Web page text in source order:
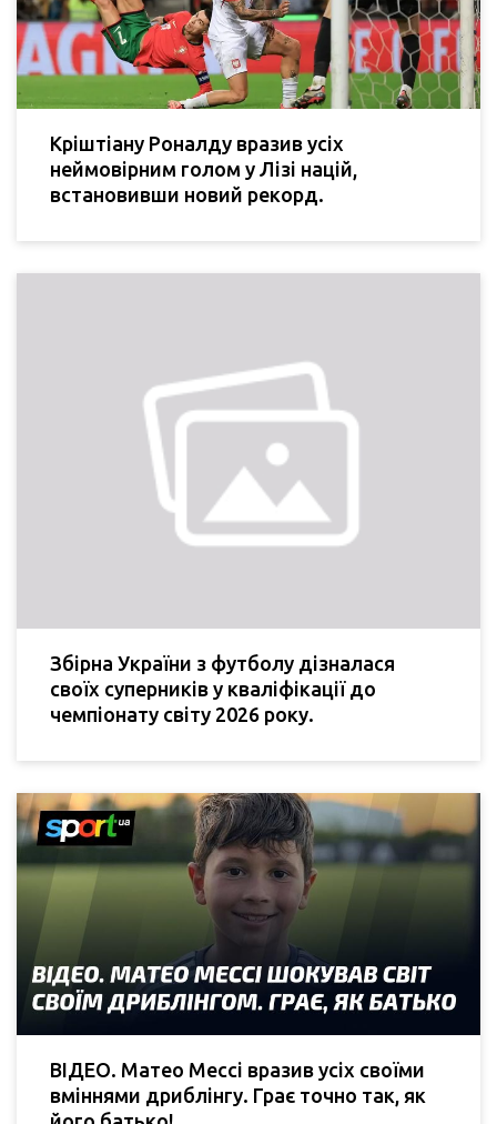
Кріштіану Роналду вразив усіх
неймовірним голом у Лізі націй,
встановивши новий рекорд.
Збірна України з футболу дізналася
своїх суперників у кваліфікації до
чемпіонату світу 2026 року.
ВІДЕО. Матео Мессі вразив усіх своїми
вміннями дриблінгу. Грає точно так, як